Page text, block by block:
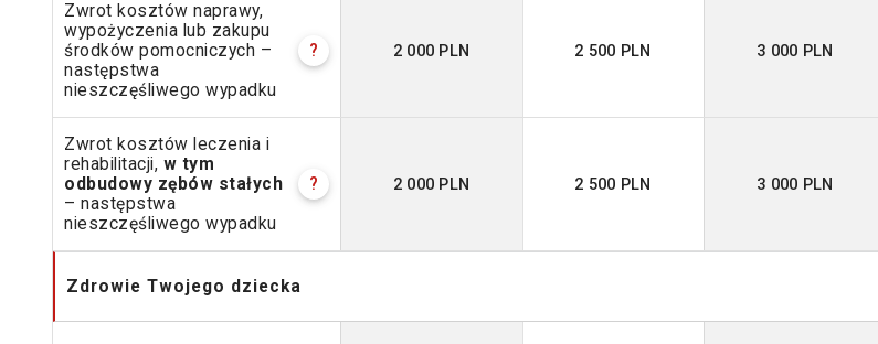
Zwrot kosztów naprawy,
wypożyczenia lub zakupu
środków pomocniczych –
następstwa
nieszczęśliwego wypadku
? 2 000 PLN 2 500 PLN 3 000 PLN
Zwrot kosztów leczenia i
rehabilitacji, w tym
odbudowy zębów stałych
– następstwa
nieszczęśliwego wypadku
? 2 000 PLN 2 500 PLN 3 000 PLN
Zdrowie Twojego dziecka